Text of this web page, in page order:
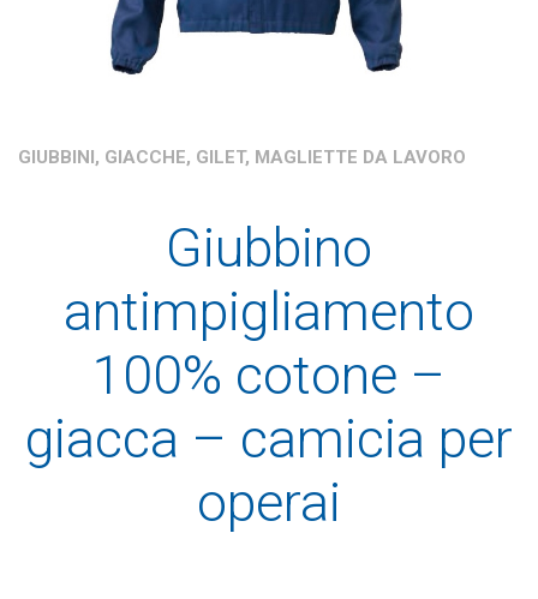
GIUBBINI, GIACCHE, GILET, MAGLIETTE DA LAVORO
Giubbino
antimpigliamento
100% cotone –
giacca – camicia per
operai